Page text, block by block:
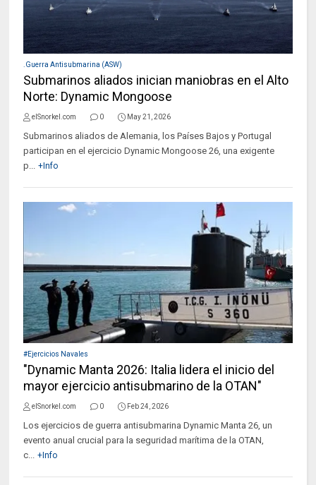
.Guerra Antisubmarina (ASW)
Submarinos aliados inician maniobras en el Alto
Norte: Dynamic Mongoose
elSnorkel.com 0 May 21, 2026
Submarinos aliados de Alemania, los Países Bajos y Portugal
participan en el ejercicio Dynamic Mongoose 26, una exigente
p... +Info
#Ejercicios Navales
"Dynamic Manta 2026: Italia lidera el inicio del
mayor ejercicio antisubmarino de la OTAN"
elSnorkel.com 0 Feb 24, 2026
Los ejercicios de guerra antisubmarina Dynamic Manta 26, un
evento anual crucial para la seguridad marítima de la OTAN,
c... +Info